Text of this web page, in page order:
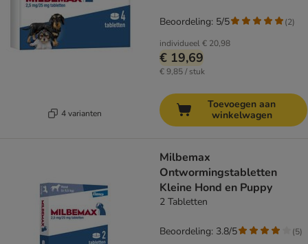
4 varianten
individueel€ 20,98
€ 19,69
€ 9,85 / stuk
Beoordeling: 5/5 (2)
Toevoegen aan
winkelwagen
Milbemax
Ontwormingstabletten
Kleine Hond en Puppy
2 Tabletten
Beoordeling: 3.8/5 (5)